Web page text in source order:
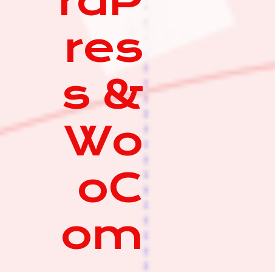
res
s &
Wo
oC
om